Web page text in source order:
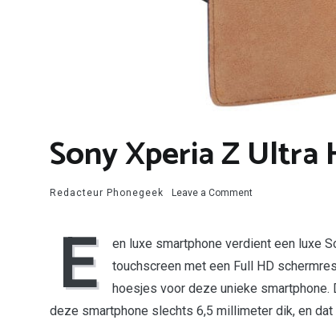
Sony Xperia Z Ultra
Redacteur Phonegeek Leave a Commenton
Z
Hoesje
E
en luxe smartphone verdient een luxe
touchscreen met een Full HD
hoesjes voor deze unieke
deze smartphone slechts 6,5 millimeter dik, en dat